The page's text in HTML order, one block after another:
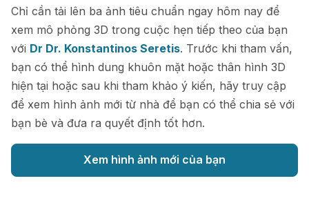
Chỉ cần tải lên ba ảnh tiêu chuẩn ngay hôm nay để
xem mô phỏng 3D trong cuộc hẹn tiếp theo của bạn
với Dr Dr. Konstantinos Seretis. Trước khi tham vấn,
bạn có thể hình dung khuôn mặt hoặc thân hình 3D
hiện tại hoặc sau khi tham khảo ý kiến, hãy truy cập
để xem hình ảnh mới từ nhà để bạn có thể chia sẻ với
bạn bè và đưa ra quyết định tốt hơn.
Xem hình ảnh mới của bạn